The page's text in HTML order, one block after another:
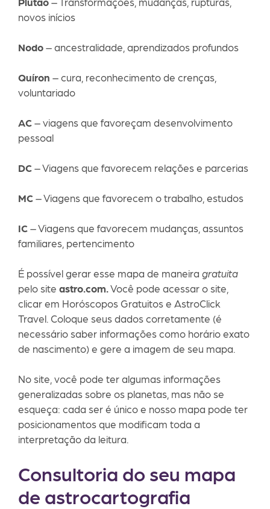
novos inícios
Nodo – ancestralidade, aprendizados profundos
Quíron – cura, reconhecimento de crenças,
voluntariado
AC – viagens que favoreçam desenvolvimento
pessoal
DC – Viagens que favorecem relações e parcerias
MC – Viagens que favorecem o trabalho, estudos
IC – Viagens que favorecem mudanças, assuntos
familiares, pertencimento
É possível gerar esse mapa de maneira gratuita
pelo site astro.com.Você pode acessar o site,
clicar em Horóscopos Gratuitos e AstroClick
Travel. Coloque seus dados corretamente (é
necessário saber informações como horário exato
de nascimento) e gere a imagem de seu mapa.
No site, você pode ter algumas informações
generalizadas sobre os planetas, mas não se
esqueça: cada ser é único e nosso mapa pode ter
posicionamentos que modificam toda a
interpretação da leitura.
Consultoria do seu mapa
de astrocartografia